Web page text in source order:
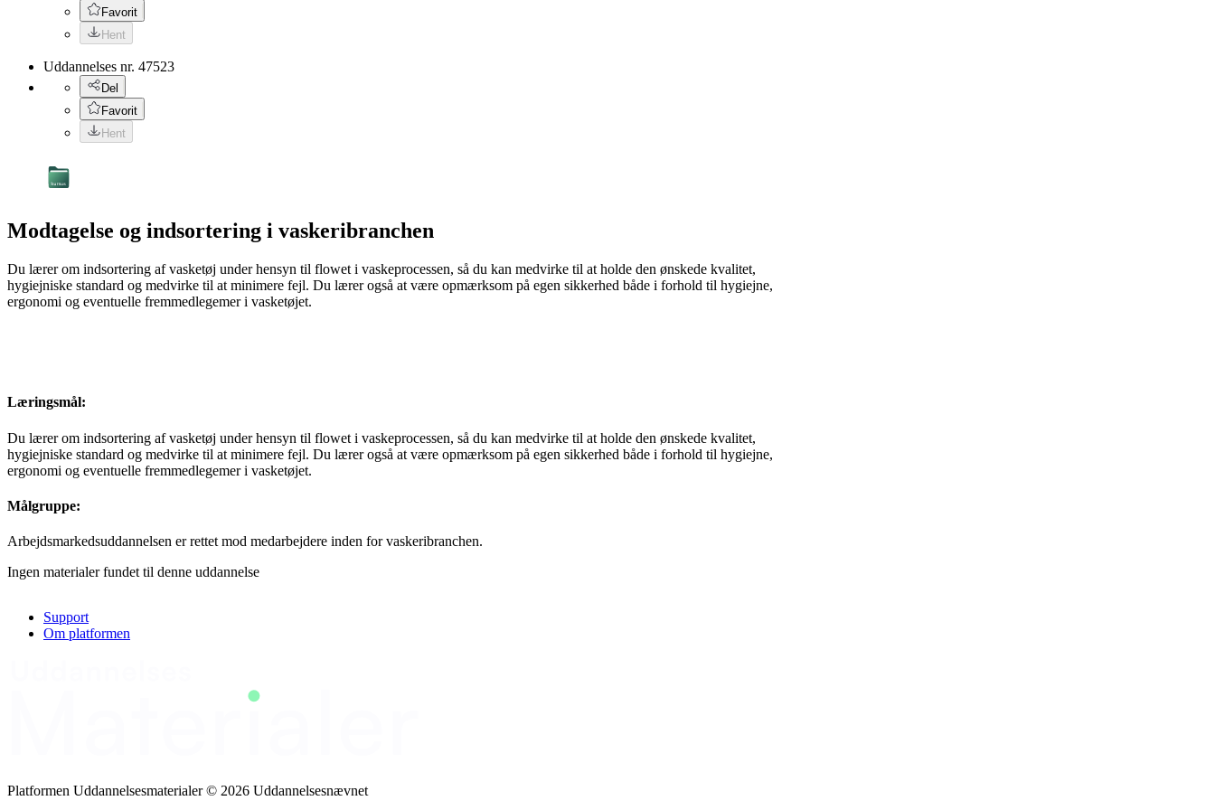
Favorit
Hent
Uddannelses nr. 47523
Del
Favorit
Hent
Modtagelse og indsortering i vaskeribranchen
Du lærer om indsortering af vasketøj under hensyn til flowet i vaskeprocessen, så du kan medvirke til at holde den ønskede kvalitet,
hygiejniske standard og medvirke til at minimere fejl. Du lærer også at være opmærksom på egen sikkerhed både i forhold til hygiejne,
ergonomi og eventuelle fremmedlegemer i vasketøjet.
Læringsmål:
Du lærer om indsortering af vasketøj under hensyn til flowet i vaskeprocessen, så du kan medvirke til at holde den ønskede kvalitet,
hygiejniske standard og medvirke til at minimere fejl. Du lærer også at være opmærksom på egen sikkerhed både i forhold til hygiejne,
ergonomi og eventuelle fremmedlegemer i vasketøjet.
Målgruppe:
Arbejdsmarkedsuddannelsen er rettet mod medarbejdere inden for vaskeribranchen.
Ingen materialer fundet til denne uddannelse
Support
Om platformen
Platformen Uddannelsesmaterialer © 2026 Uddannelsesnævnet